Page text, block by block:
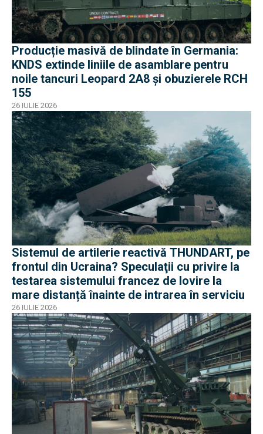
Producție masivă de blindate în Germania:
KNDS extinde liniile de asamblare pentru
noile tancuri Leopard 2A8 și obuzierele RCH
155
26 IULIE 2026
Sistemul de artilerie reactivă THUNDART, pe
frontul din Ucraina? Speculaţii cu privire la
testarea sistemului francez de lovire la
mare distanță înainte de intrarea în serviciu
26 IULIE 2026